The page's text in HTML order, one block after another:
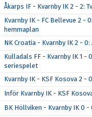
Åkarps IF - Kvarnby IK 2 - 2:
Kvarnby IK - FC Bellevue 2 -
hemmaplan
NK Croatia - Kvarnby IK 2 -
Kulladals FF - Kvarnby IK 1 -
seriespelet
Kvarnby IK - KSF Kosova 2 -
Inför Kvarnby IK - KSF
BK Höllviken - Kvarnby IK 0